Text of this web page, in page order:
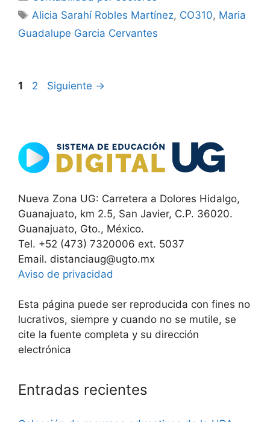
Etiquetas
Alicia Sarahí Robles Martínez, CO310, Maria
Guadalupe Garcia Cervantes
Página
1 Página
2 Siguiente →
Nueva Zona UG: Carretera a Dolores Hidalgo,
Guanajuato, km 2.5, San Javier, C.P. 36020.
Guanajuato, Gto., México.
Tel. +52 (473) 7320006 ext. 5037
Email. distanciaug@ugto.mx
Aviso de privacidad
Esta página puede ser reproducida con fines no
lucrativos, siempre y cuando no se mutile, se
cite la fuente completa y su dirección
electrónica
Entradas recientes